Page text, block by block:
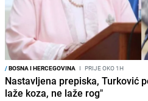
/BOSNA I HERCEGOVINA I PRIJE OKO 1H
Nastavljena prepiska, Turković
laže koza, ne laže rog"